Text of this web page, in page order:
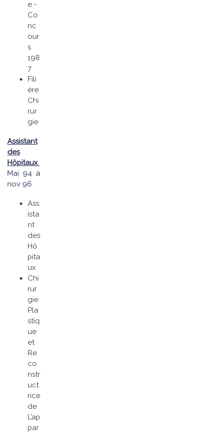
e -
Co
nc
our
s
198
7
Fili
ère
Chi
rur
gie
Assistant
des
Hôpitaux
Mai 94 à
nov 96
Ass
ista
nt
des
Hô
pita
ux
Chi
rur
gie
Pla
stiq
ue
et
Re
co
nstr
uct
rice
de
L’ap
par